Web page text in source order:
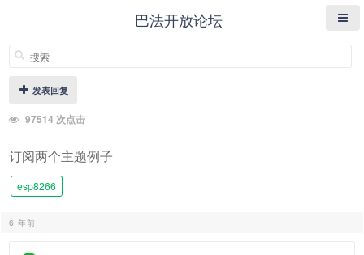
巴法开放论坛
发表回复
97514 次点击
订阅两个主题例子
esp8266
6 年前